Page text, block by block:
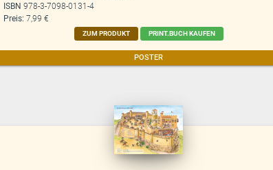
ISBN978-3-7098-0131-4
Preis: 7,99 €
ZUM PRODUKT PRINT.BUCH KAUFEN
POSTER